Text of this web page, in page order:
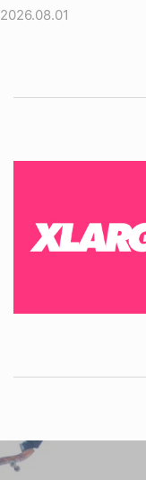
2026.08.01